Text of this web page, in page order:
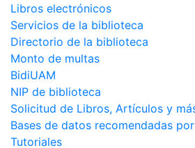
Libros electrónicos
Servicios de la biblioteca
Directorio de la biblioteca
Monto de multas
BidiUAM
NIP de biblioteca
Solicitud de Libros, Artículos y
Bases de datos recomendadas
Tutoriales